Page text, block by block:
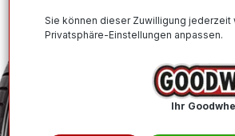
Sie können dieser Zuwilligung jederzeit
Privatsphäre-Einstellungen anpassen.
Ihr